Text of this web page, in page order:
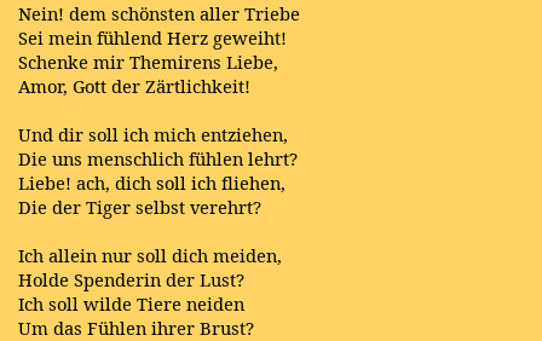
Nein! dem schönsten aller Triebe
Sei mein fühlend Herz geweiht!
Schenke mir Themirens Liebe,
Amor, Gott der Zärtlichkeit!
Und dir soll ich mich entziehen,
Die uns menschlich fühlen lehrt?
Liebe! ach, dich soll ich fliehen,
Die der Tiger selbst verehrt?
Ich allein nur soll dich meiden,
Holde Spenderin der Lust?
Ich soll wilde Tiere neiden
Um das Fühlen ihrer Brust?